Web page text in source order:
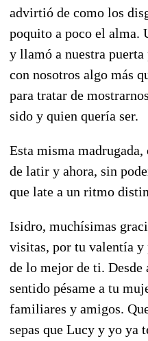
advirtió de como los
poquito a poco el alma.
y llamó a nuestra
con nosotros algo más
para tratar de
sido y quien quería ser.
Esta misma
de latir y ahora, sin
que late a un ritmo
Isidro, muchísimas
visitas, por tu valentía
de lo mejor de ti. Desde
sentido pésame a tu
familiares y amigos.
sepas que Lucy y yo ya